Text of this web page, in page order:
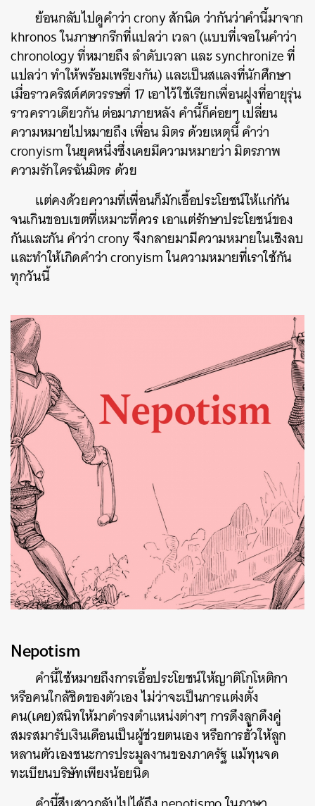
ย้อนกลับไปดูคำว่า crony สักนิด ว่ากันว่าคำนี้มาจาก
khronos ในภาษากรีกที่แปลว่า เวลา (แบบที่เจอในคำว่า
chronology ที่หมายถึง ลำดับเวลา และ synchronize ที่
แปลว่า ทำให้พร้อมเพรียงกัน) และเป็นสแลงที่นักศึกษา
เมื่อราวคริสต์ศตวรรษที่ 17 เอาไว้ใช้เรียกเพื่อนฝูงที่อายุรุ่น
ราวคราวเดียวกัน ต่อมาภายหลัง คำนี้ก็ค่อยๆ เปลี่ยน
ความหมายไปหมายถึง เพื่อน มิตร ด้วยเหตุนี้ คำว่า
cronyism ในยุคหนึ่งซึ่งเคยมีความหมายว่า มิตรภาพ
ความรักใครฉันมิตร ด้วย
แต่คงด้วยความที่เพื่อนก็มักเอื้อประโยชน์ให้แก่กัน
จนเกินขอบเขตที่เหมาะที่ควร เอาแต่รักษาประโยชน์ของ
กันและกัน คำว่า crony จึงกลายมามีความหมายในเชิงลบ
และทำให้เกิดคำว่า cronyism ในความหมายที่เราใช้กัน
ทุกวันนี้
Nepotism
คำนี้ใช้หมายถึงการเอื้อประโยชน์ให้ญาติโกโหติกา
หรือคนใกล้ชิดของตัวเอง ไม่ว่าจะเป็นการแต่งตั้ง
คน(เคย)สนิทให้มาดำรงตำแหน่งต่างๆ การดึงลูกดึงคู่
สมรสมารับเงินเดือนเป็นผู้ช่วยตนเอง หรือการฮั้วให้ลูก
หลานตัวเองชนะการประมูลงานของภาครัฐ แม้ทุนจด
ทะเบียนบริษัทเพียงน้อยนิด